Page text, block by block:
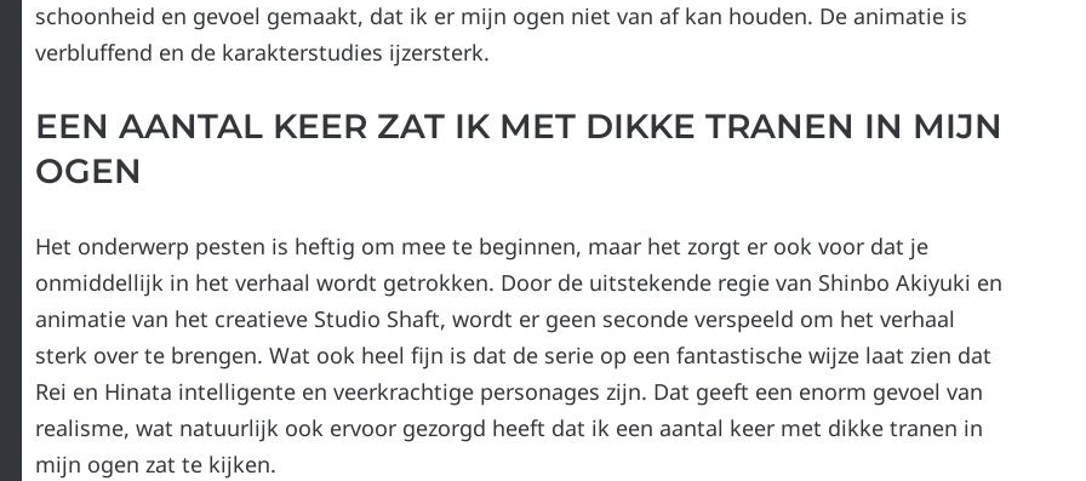
schoonheid en gevoel gemaakt, dat ik er mijn ogen niet van af kan houden. De animatie is
verbluffend en de karakterstudies ijzersterk.
EEN AANTAL KEER ZAT IK MET DIKKE TRANEN IN MIJN
OGEN
Het onderwerp pesten is heftig om mee te beginnen, maar het zorgt er ook voor dat je
onmiddellijk in het verhaal wordt getrokken. Door de uitstekende regie van Shinbo Akiyuki en
animatie van het creatieve Studio Shaft, wordt er geen seconde verspeeld om het verhaal
sterk over te brengen. Wat ook heel fijn is dat de serie op een fantastische wijze laat zien dat
Rei en Hinata intelligente en veerkrachtige personages zijn. Dat geeft een enorm gevoel van
realisme, wat natuurlijk ook ervoor gezorgd heeft dat ik een aantal keer met dikke tranen in
mijn ogen zat te kijken.